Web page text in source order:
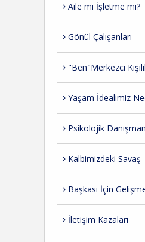
Aile mi İşletme mi?
Gönül Çalışanları
"Ben"Merkezci
Yaşam İdealimiz
Psikolojik
Kalbimizdeki Savaş
Başkası İçin
İletişim Kazaları